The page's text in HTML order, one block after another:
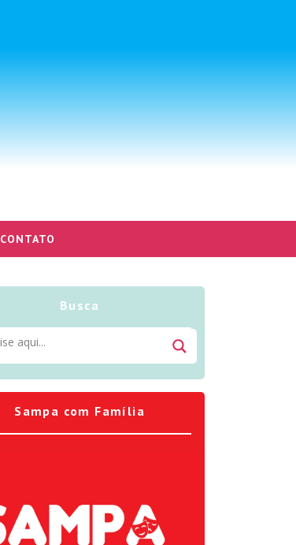
CONTATO
Busca
Sampa com Família